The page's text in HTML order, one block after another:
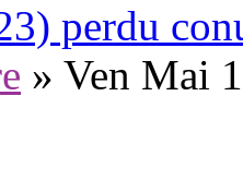
perdu
» Ven Mai